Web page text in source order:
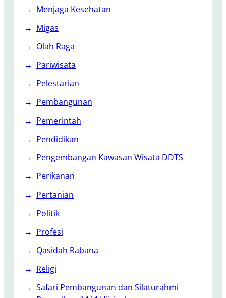
m
n
Menjaga Kesehatan
Migas
Olah Raga
Pariwisata
Pelestarian
Pembangunan
Pemerintah
Pendidikan
Pengembangan Kawasan Wisata DDTS
Perikanan
Pertanian
Politik
Profesi
Qasidah Rabana
Religi
Safari Pembangunan dan Silaturahmi